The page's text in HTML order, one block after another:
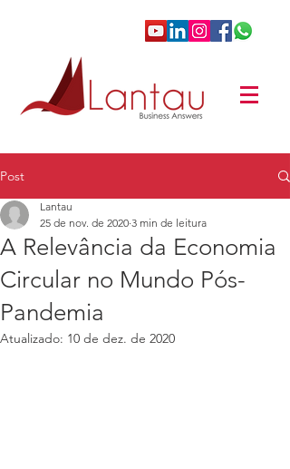
Post
A Relevância da Economia
Circular no Mundo Pós-
Pandemia
Lantau
25 de nov. de 2020 3 min de leitura
Atualizado: 10 de dez. de 2020